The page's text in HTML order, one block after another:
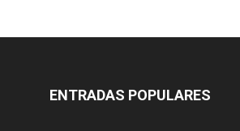
ENTRADAS POPULARES